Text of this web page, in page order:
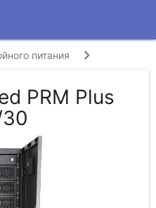
питания
PLUS 90/30
PRM Plus